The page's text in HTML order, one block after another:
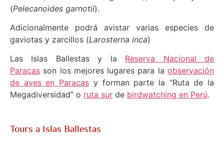
(Pelecanoides garnotii).
Adicionalmente podrá avistar varias especies de
gaviotas y zarcillos (Larosterna inca)
Las Islas Ballestas y la Reserva Nacional de
Paracas son los mejores lugares para la observación
de aves en Paracas y forman parte la “Ruta de la
Megadiversidad” o ruta sur de birdwatching en Perú.
Tours a Islas Ballestas